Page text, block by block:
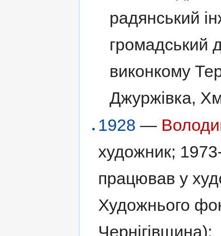
радянський
громадський
виконкому
Джуржівка,
1928 —
художник;
працював у
Художнього
Чернігівщина);